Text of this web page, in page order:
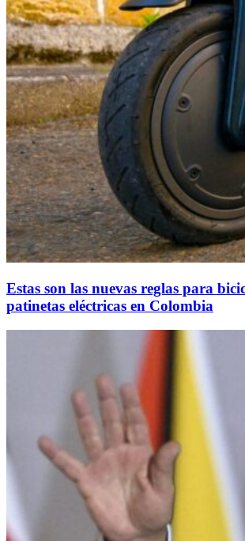
Estas son las nuevas reglas para
patinetas eléctricas en Colombia